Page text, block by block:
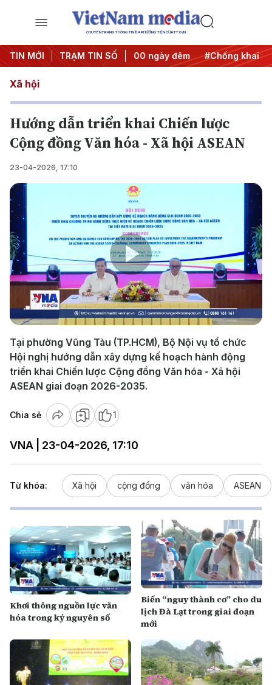
CHUYÊN TRANG THÔNG TIN ĐA PHƯƠNG TIỆN CỦA TTXVN
TIN MỚI TRẠM TIN SỐ
động #Chiến dịch 500 ngày đêm #Chống khai thác IUU
Xã hội
Hướng dẫn triển khai Chiến lược
Cộng đồng Văn hóa - Xã hội ASEAN
23-04-2026, 17:10
Play
Video
Tại phường Vũng Tàu (TP.HCM), Bộ Nội vụ tổ chức
Hội nghị hướng dẫn xây dựng kế hoạch hành động
triển khai Chiến lược Cộng đồng Văn hóa - Xã hội
ASEAN giai đoạn 2026-2035.
Chia sẻ 1
VNA | 23-04-2026, 17:10
Từ khóa: Xã hội cộng đồng văn hóa ASEAN
Khơi thông nguồn lực văn
hóa trong kỷ nguyên số
Biến “nguy thành cơ” cho du
lịch Đà Lạt trong giai đoạn
mới